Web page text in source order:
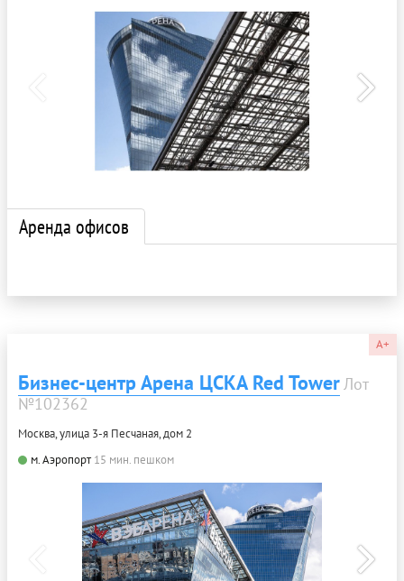
Аренда офисов
A+
Бизнес-центр Арена ЦСКА Red TowerЛот
№102362
Москва, улица 3-я Песчаная, дом 2
м. Аэропорт 15 мин. пешком